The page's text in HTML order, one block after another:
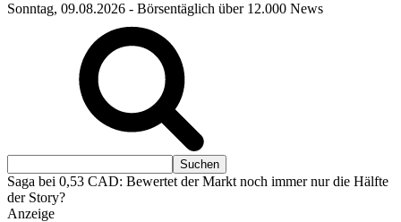
Sonntag, 09.08.2026 - Börsentäglich über 12.000 News
Saga bei 0,53 CAD: Bewertet der Markt noch immer nur die Hälfte
der Story?
Anzeige